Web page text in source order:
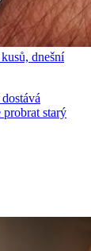
dnešní
starý